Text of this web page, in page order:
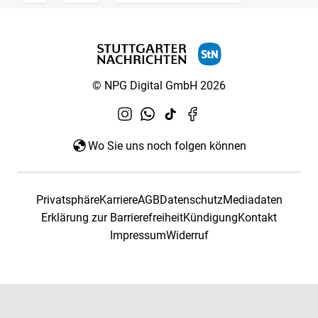
© NPG Digital GmbH 2026
Wo Sie uns noch folgen können
PrivatsphäreKarriereAGBDatenschutzMediadaten
Erklärung zur BarrierefreiheitKündigungKontakt
ImpressumWiderruf